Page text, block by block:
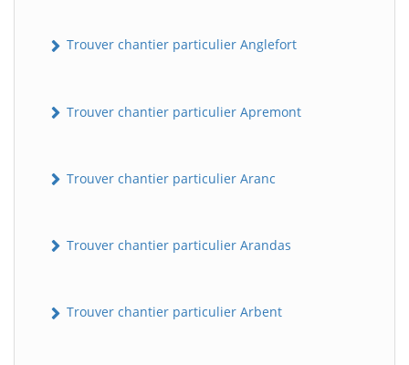
Trouver chantier particulier Anglefort
Trouver chantier particulier Apremont
Trouver chantier particulier Aranc
Trouver chantier particulier Arandas
Trouver chantier particulier Arbent